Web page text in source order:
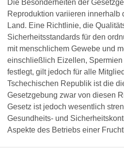
Die Besonderheiten der
Reproduktion variieren innerhalb
Land. Eine Richtlinie, die
Sicherheitsstandards für den
mit menschlichem Gewebe und
einschließlich Eizellen,
festlegt, gilt jedoch für alle
Tschechischen Republik ist die
Gesetzgebung zwar von diesen
Gesetz ist jedoch wesentlich
Gesundheits- und
Aspekte des Betriebs einer